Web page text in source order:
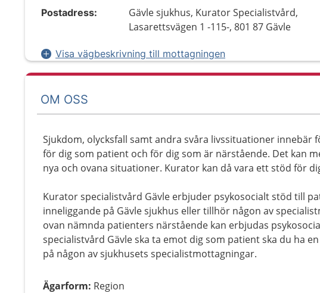
Postadress:
Gävle sjukhus, Kurator Specialistvård,
Lasarettsvägen 1 -115-, 801 87 Gävle
Visa vägbeskrivning till mottagningen
OM OSS
Sjukdom, olycksfall samt andra svåra livssituationer innebär
för dig som patient och för dig som är närstående. Det kan
nya och ovana situationer. Kurator kan då vara ett stöd för
Kurator specialistvård Gävle erbjuder psykosocialt stöd till
inneliggande på Gävle sjukhus eller tillhör någon av
ovan nämnda patienters närstående kan erbjudas
specialistvård Gävle ska ta emot dig som patient ska du ha
på någon av sjukhusets specialistmottagningar.
Ägarform: Region